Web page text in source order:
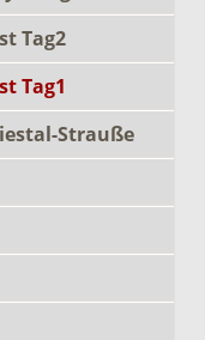
Tag2
Tag1
Strauße